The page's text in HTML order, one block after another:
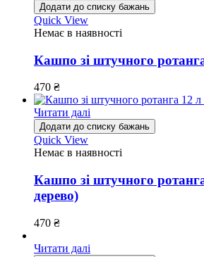
Додати до списку бажань
Quick View
Немає в наявності
Кашпо зі штучного
470 ₴
Читати далі
Додати до списку бажань
Quick View
Немає в наявності
Кашпо зі штучного
дерево)
470 ₴
Читати далі